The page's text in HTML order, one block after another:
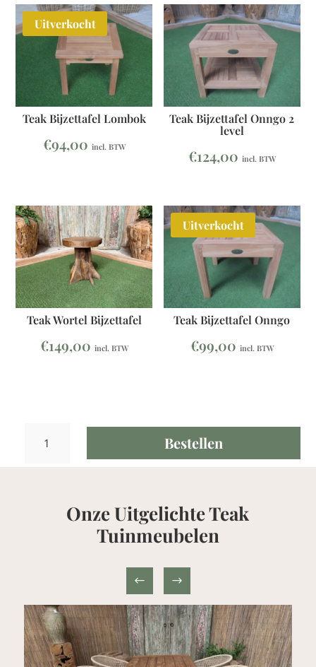
Uitverkocht
Teak Bijzettafel Lombok
€94,00 incl. BTW
Teak Bijzettafel Onngo 2
level
€124,00 incl. BTW
Teak Wortel Bijzettafel
€149,00 incl. BTW
Uitverkocht
Teak Bijzettafel Onngo
€99,00 incl. BTW
Bijzettafel
Bestellen
Onze Uitgelichte Teak
Tuinmeubelen